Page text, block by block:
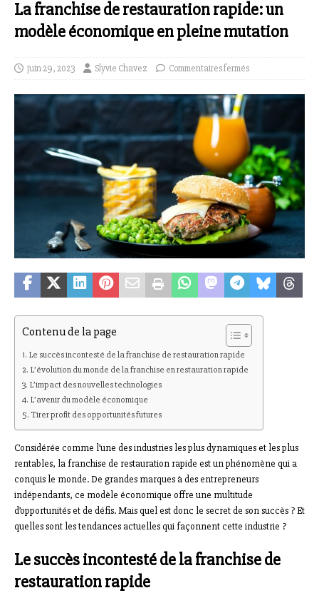
La franchise de restauration rapide: un
modèle économique en pleine mutation
juin 29, 2023 Slyvie Chavez Commentaires fermés
Contenu de la page
Le succès incontesté de la franchise de restauration rapide
L’évolution du monde de la franchise en restauration rapide
L’impact des nouvelles technologies
L’avenir du modèle économique
Tirer profit des opportunités futures
Considérée comme l’une des industries les plus dynamiques et les plus
rentables, la franchise de restauration rapide est un phénomène qui a
conquis le monde. De grandes marques à des entrepreneurs
indépendants, ce modèle économique offre une multitude
d’opportunités et de défis. Mais quel est donc le secret de son succès ? Et
quelles sont les tendances actuelles qui façonnent cette industrie ?
Le succès incontesté de la franchise de
restauration rapide